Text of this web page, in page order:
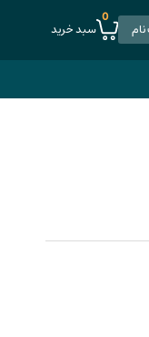
0
سبد خرید